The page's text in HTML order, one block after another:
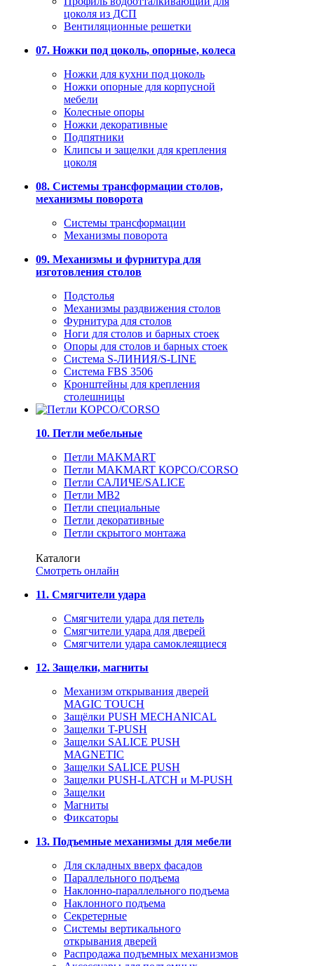
цоколя из ДСП
Вентиляционные решетки
07. Ножки под цоколь, опорные, колеса
Ножки для кухни под цоколь
Ножки опорные для корпусной
мебели
Колесные опоры
Ножки декоративные
Подпятники
Клипсы и защелки для крепления
цоколя
08. Системы трансформации столов,
механизмы поворота
Системы трансформации
Механизмы поворота
09. Механизмы и фурнитура для
изготовления столов
Подстолья
Механизмы раздвижения столов
Фурнитура для столов
Ноги для столов и барных стоек
Опоры для столов и барных стоек
Система S-ЛИНИЯ/S-LINE
Система FBS 3506
Кронштейны для крепления
столешницы
10. Петли мебельные
Петли MAKMART
Петли MAKMART КОРСО/CORSO
Петли САЛИЧЕ/SALICE
Петли MB2
Петли специальные
Петли декоративные
Петли скрытого монтажа
Каталоги
Смотреть онлайн
11. Смягчители удара
Смягчители удара для петель
Смягчители удара для дверей
Cмягчители удара самоклеящиеся
12. Защелки, магниты
Механизм открывания дверей
MAGIC TOUCH
Защёлки PUSH MECHANICAL
Защелки T-PUSH
Защелки SALICE PUSH
MAGNETIC
Защелки SALICE PUSH
Защелки PUSH-LATCH и M-PUSH
Защелки
Магниты
Фиксаторы
13. Подъемные механизмы для мебели
Для складных вверх фасадов
Параллельного подъема
Наклонно-параллельного подъема
Наклонного подъема
Секретерные
Системы вертикального
открывания дверей
Распродажа подъемных механизмов